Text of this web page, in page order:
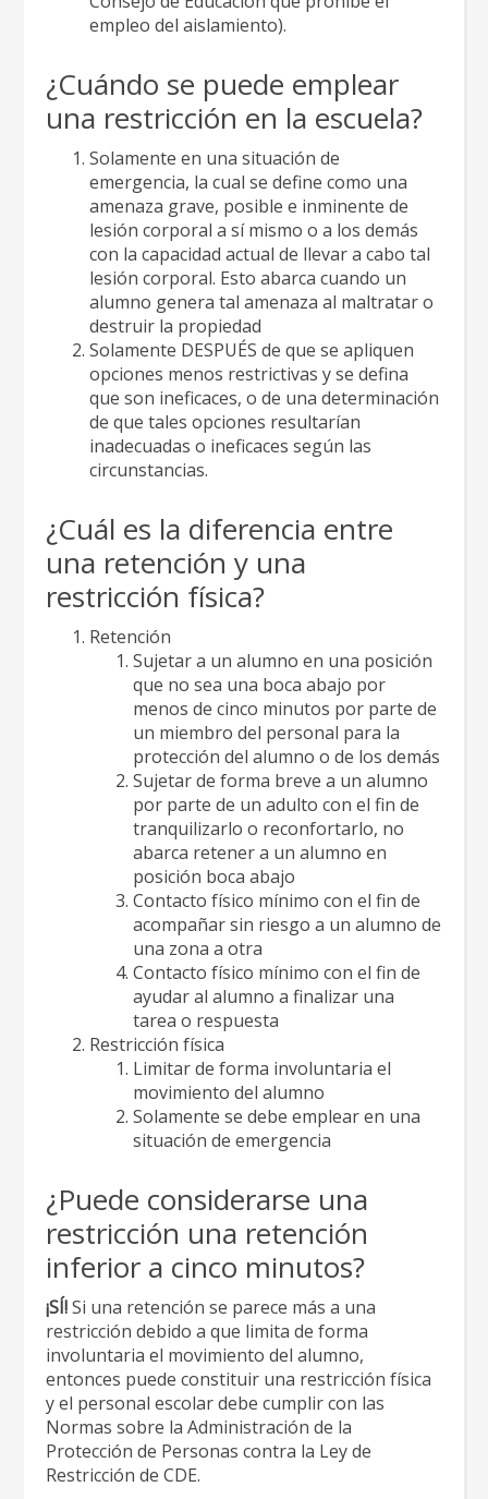
empleo del aislamiento).
¿Cuándo se puede emplear
una restricción en la escuela?
Solamente en una situación de
emergencia, la cual se define como una
amenaza grave, posible e inminente de
lesión corporal a sí mismo o a los demás
con la capacidad actual de llevar a cabo tal
lesión corporal. Esto abarca cuando un
alumno genera tal amenaza al maltratar o
destruir la propiedad
Solamente DESPUÉS de que se apliquen
opciones menos restrictivas y se defina
que son ineficaces, o de una determinación
de que tales opciones resultarían
inadecuadas o ineficaces según las
circunstancias.
¿Cuál es la diferencia entre
una retención y una
restricción física?
Retención
Sujetar a un alumno en una posición
que no sea una boca abajo por
menos de cinco minutos por parte de
un miembro del personal para la
protección del alumno o de los demás
Sujetar de forma breve a un alumno
por parte de un adulto con el fin de
tranquilizarlo o reconfortarlo, no
abarca retener a un alumno en
posición boca abajo
Contacto físico mínimo con el fin de
acompañar sin riesgo a un alumno de
una zona a otra
Contacto físico mínimo con el fin de
ayudar al alumno a finalizar una
tarea o respuesta
Restricción física
Limitar de forma involuntaria el
movimiento del alumno
Solamente se debe emplear en una
situación de emergencia
¿Puede considerarse una
restricción una retención
inferior a cinco minutos?
¡SÍ!Si una retención se parece más a una
restricción debido a que limita de forma
involuntaria el movimiento del alumno,
entonces puede constituir una restricción física
y el personal escolar debe cumplir con las
Normas sobre la Administración de la
Protección de Personas contra la Ley de
Restricción de CDE.